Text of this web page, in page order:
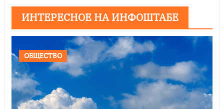
ИНТЕРЕСНОЕ НА ИНФОШТАБЕ
ОБЩЕСТВО